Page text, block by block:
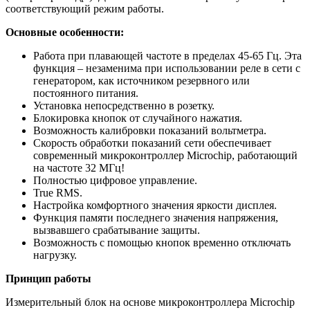
соответствующий режим работы.
Основные особенности:
Работа при плавающей частоте в пределах 45-65 Гц. Эта
функция – незаменима при использовании реле в сети с
генератором, как источником резервного или
постоянного питания.
Установка непосредственно в розетку.
Блокировка кнопок от случайного нажатия.
Возможность калибровки показаний вольтметра.
Скорость обработки показаний сети обеспечивает
современный микроконтроллер Microchip, работающий
на частоте 32 МГц!
Полностью цифровое управление.
True RMS.
Настройка комфортного значения яркости дисплея.
Функция памяти последнего значения напряжения,
вызвавшего срабатывание защиты.
Возможность с помощью кнопок временно отключать
нагрузку.
Принцип работы
Измерительный блок на основе микроконтроллера Microchip